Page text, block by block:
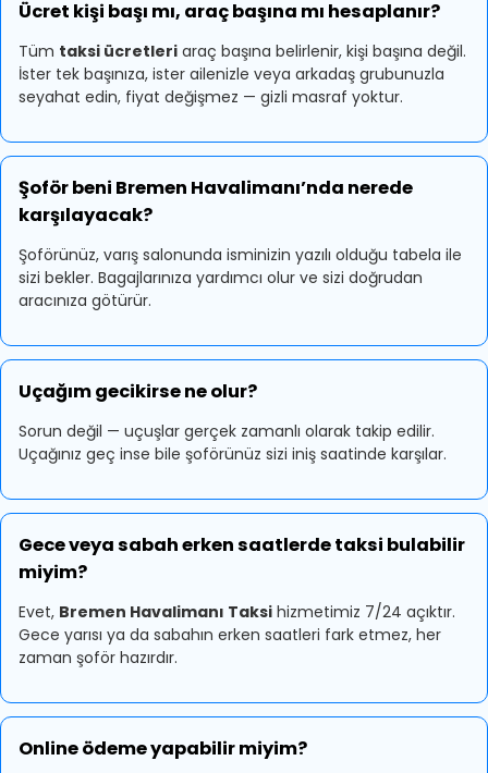
Ücret kişi başı mı, araç başına mı hesaplanır?
Tüm taksi ücretleri araç başına belirlenir, kişi başına değil.
İster tek başınıza, ister ailenizle veya arkadaş grubunuzla
seyahat edin, fiyat değişmez — gizli masraf yoktur.
Şoför beni Bremen Havalimanı’nda nerede
karşılayacak?
Şoförünüz, varış salonunda isminizin yazılı olduğu tabela ile
sizi bekler. Bagajlarınıza yardımcı olur ve sizi doğrudan
aracınıza götürür.
Uçağım gecikirse ne olur?
Sorun değil — uçuşlar gerçek zamanlı olarak takip edilir.
Uçağınız geç inse bile şoförünüz sizi iniş saatinde karşılar.
Gece veya sabah erken saatlerde taksi bulabilir
miyim?
Evet, Bremen Havalimanı Taksi hizmetimiz 7/24 açıktır.
Gece yarısı ya da sabahın erken saatleri fark etmez, her
zaman şoför hazırdır.
Online ödeme yapabilir miyim?